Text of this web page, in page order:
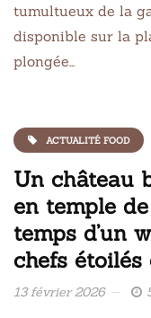
tumultueux de la
disponible sur la
plongée…
ACTUALITÉ FOOD
Un château
en temple
temps d’un
chefs
13 février 2026